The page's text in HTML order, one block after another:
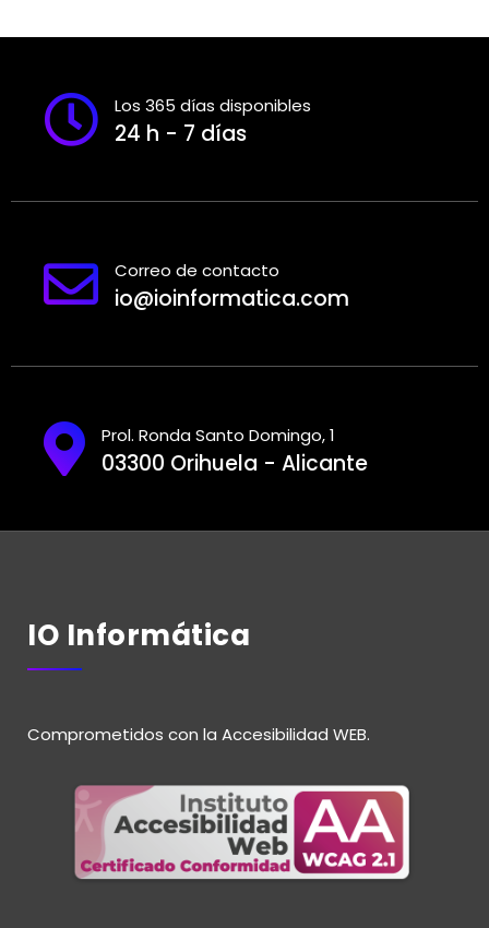
Los 365 días disponibles
24 h - 7 días
Correo de contacto
io@ioinformatica.com
Prol. Ronda Santo Domingo, 1
03300 Orihuela - Alicante
IO Informática
Comprometidos con la Accesibilidad WEB.